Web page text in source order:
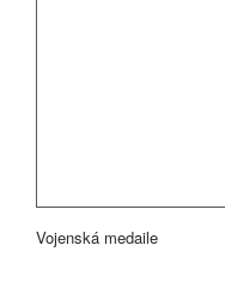
Vojenská medaile